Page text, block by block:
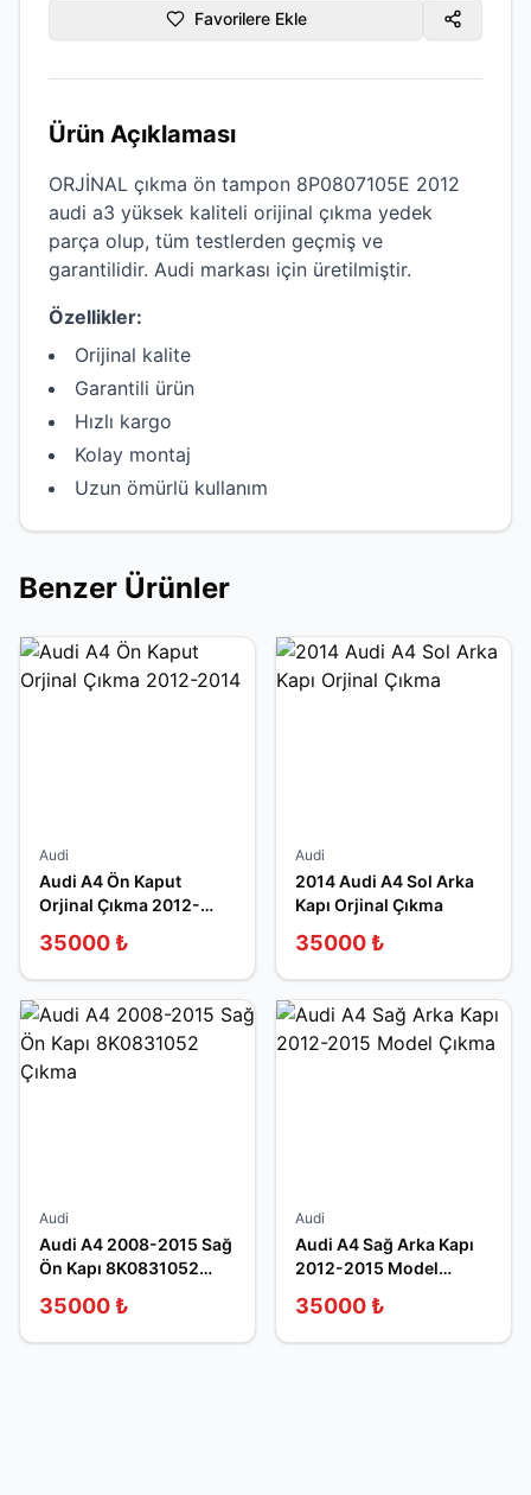
Favorilere Ekle
Ürün Açıklaması
ORJİNAL çıkma ön tampon 8P0807105E 2012
audi a3 yüksek kaliteli orijinal çıkma yedek
parça olup, tüm testlerden geçmiş ve
garantilidir. Audi markası için üretilmiştir.
Özellikler:
Orijinal kalite
Garantili ürün
Hızlı kargo
Kolay montaj
Uzun ömürlü kullanım
Benzer Ürünler
Audi
Audi A4 Ön Kaput
Orjinal Çıkma 2012-
35000 ₺
Audi
2014 Audi A4 Sol Arka
Kapı Orjinal Çıkma
35000 ₺
Audi
Audi A4 2008-2015 Sağ
Ön Kapı 8K0831052
35000 ₺
Audi
Audi A4 Sağ Arka Kapı
2012-2015 Model
35000 ₺